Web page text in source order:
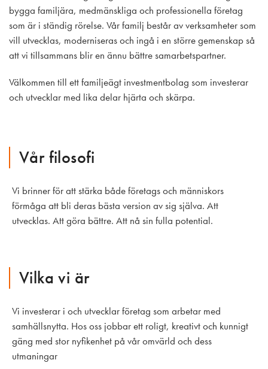
bygga familjära, medmänskliga och professionella företag
som är i ständig rörelse. Vår familj består av verksamheter som
vill utvecklas, moderniseras och ingå i en större gemenskap så
att vi tillsammans blir en ännu bättre samarbetspartner.
Välkommen till ett familjeägt investmentbolag som investerar
och utvecklar med lika delar hjärta och skärpa.
Vår filosofi
Vi brinner för att stärka både företags och människors
förmåga att bli deras bästa version av sig själva. Att
utvecklas. Att göra bättre. Att nå sin fulla potential.
Vilka vi är
Vi investerar i och utvecklar företag som arbetar med
samhällsnytta. Hos oss jobbar ett roligt, kreativt och kunnigt
gäng med stor nyfikenhet på vår omvärld och dess
utmaningar